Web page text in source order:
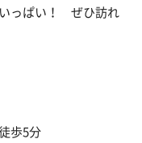
っぱい！ ぜひ訪れ
歩5分